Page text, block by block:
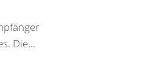
Die...